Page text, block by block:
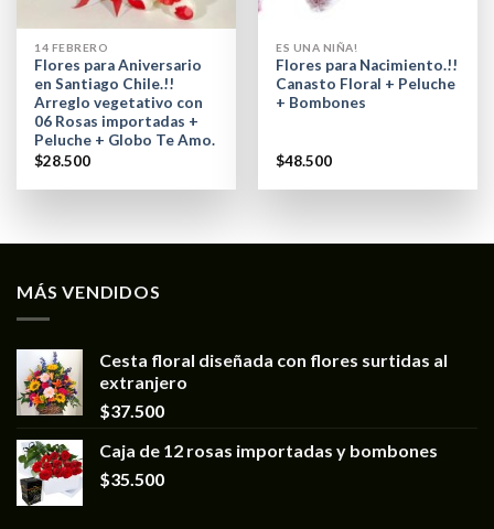
14 FEBRERO
Flores para Aniversario
en Santiago Chile.!!
Arreglo vegetativo con
06 Rosas importadas +
Peluche + Globo Te Amo.
$28.500
ES UNA NIÑA!
Flores para Nacimiento.!!
Canasto Floral + Peluche
+ Bombones
$48.500
MÁS VENDIDOS
Cesta floral diseñada con flores surtidas al
extranjero
$37.500
Caja de 12 rosas importadas y bombones
$35.500